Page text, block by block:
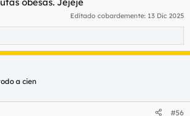
Editado cobardemente: 13 Dic 2025
a cien
#56